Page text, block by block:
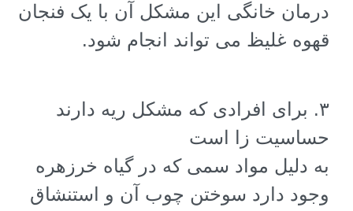
درمان خانگی این مشکل آن با یک فنجان
قهوه غلیظ می تواند انجام شود.
۳. برای افرادی که مشکل ریه دارند
حساسیت زا است
به دلیل مواد سمی که در گیاه خرزهره
وجود دارد سوختن چوب آن و استنشاق